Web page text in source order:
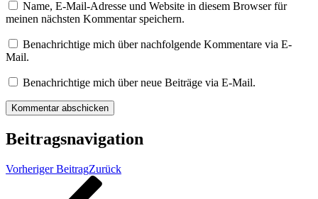
Name, E-Mail-Adresse und Website in diesem Browser für
meinen nächsten Kommentar speichern.
Benachrichtige mich über nachfolgende Kommentare via E-
Mail.
Benachrichtige mich über neue Beiträge via E-Mail.
Beitragsnavigation
Vorheriger BeitragZurück